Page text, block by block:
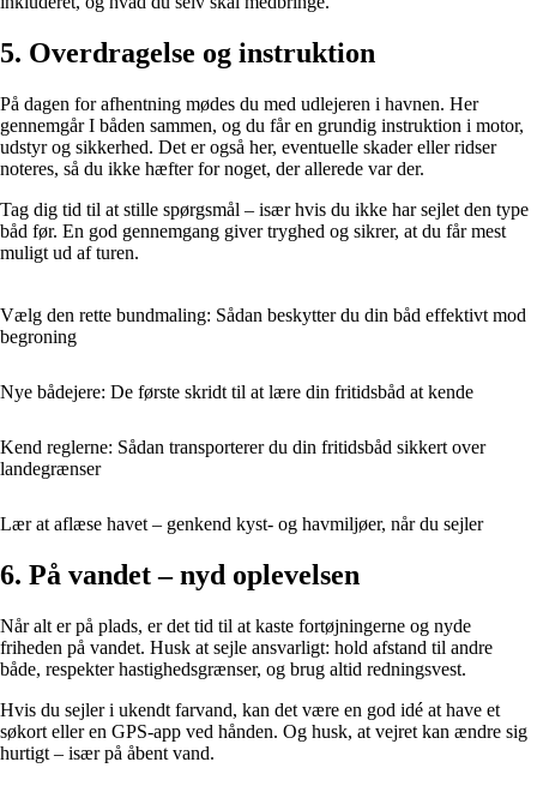
5. Overdragelse og instruktion
På dagen for afhentning mødes du med udlejeren i havnen. Her
gennemgår I båden sammen, og du får en grundig instruktion i motor,
udstyr og sikkerhed. Det er også her, eventuelle skader eller ridser
noteres, så du ikke hæfter for noget, der allerede var der.
Tag dig tid til at stille spørgsmål – især hvis du ikke har sejlet den type
båd før. En god gennemgang giver tryghed og sikrer, at du får mest
muligt ud af turen.
Vælg den rette bundmaling: Sådan beskytter du din båd effektivt mod
begroning
Nye bådejere: De første skridt til at lære din fritidsbåd at kende
Kend reglerne: Sådan transporterer du din fritidsbåd sikkert over
landegrænser
Lær at aflæse havet – genkend kyst- og havmiljøer, når du sejler
6. På vandet – nyd oplevelsen
Når alt er på plads, er det tid til at kaste fortøjningerne og nyde
friheden på vandet. Husk at sejle ansvarligt: hold afstand til andre
både, respekter hastighedsgrænser, og brug altid redningsvest.
Hvis du sejler i ukendt farvand, kan det være en god idé at have et
søkort eller en GPS-app ved hånden. Og husk, at vejret kan ændre sig
hurtigt – især på åbent vand.